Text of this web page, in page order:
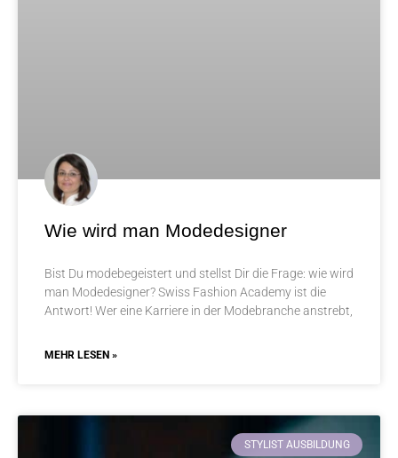
Wie wird man Modedesigner
Bist Du modebegeistert und stellst Dir die Frage: wie wird
man Modedesigner? Swiss Fashion Academy ist die
Antwort! Wer eine Karriere in der Modebranche anstrebt,
MEHR LESEN »
STYLIST AUSBILDUNG